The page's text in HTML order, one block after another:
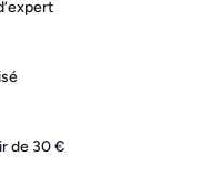
de 30 €